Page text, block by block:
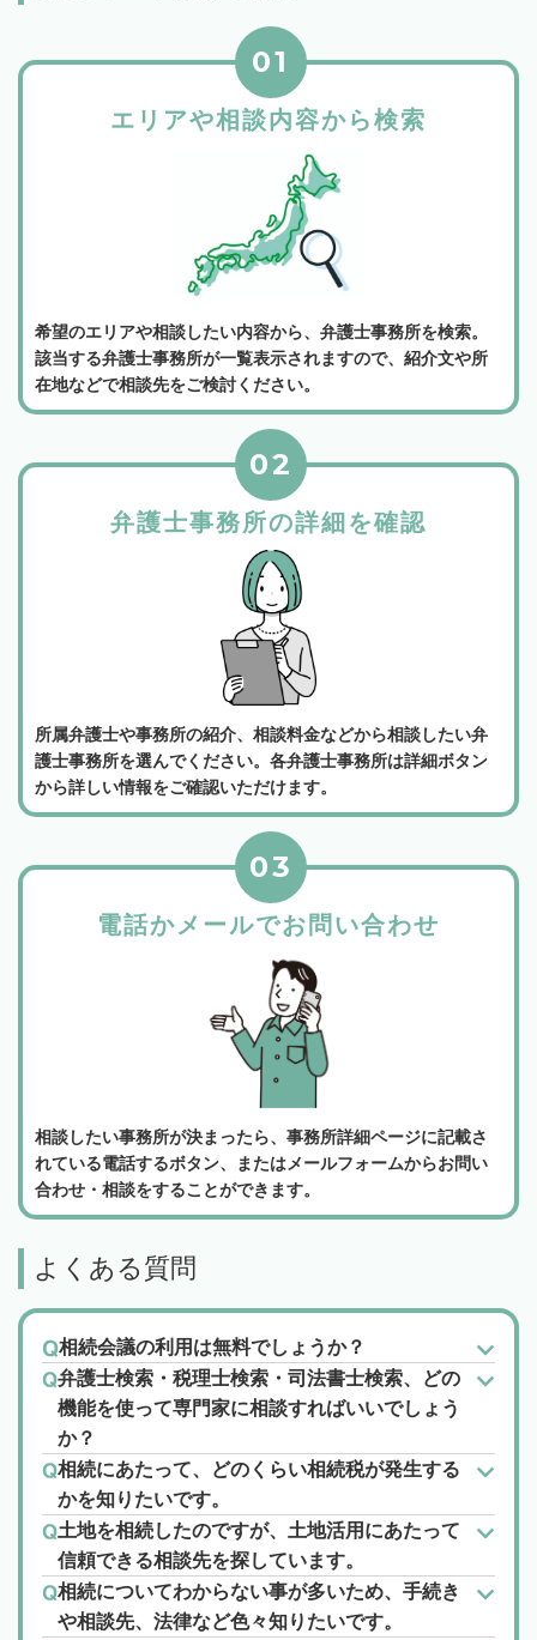
エリアや相談内容から検索
01
希望のエリアや相談したい内容から、弁護士事務所を検索。
該当する弁護士事務所が一覧表示されますので、紹介文や所
在地などで相談先をご検討ください。
弁護士事務所の詳細を確認
02
所属弁護士や事務所の紹介、相談料金などから相談したい弁
護士事務所を選んでください。各弁護士事務所は詳細ボタン
から詳しい情報をご確認いただけます。
電話かメールでお問い合わせ
03
相談したい事務所が決まったら、事務所詳細ページに記載さ
れている電話するボタン、またはメールフォームからお問い
合わせ・相談をすることができます。
よくある質問
相続会議の利用は無料でしょうか？
弁護士検索・税理士検索・司法書士検索、どの
機能を使って専門家に相談すればいいでしょう
か？
相続にあたって、どのくらい相続税が発生する
かを知りたいです。
土地を相続したのですが、土地活用にあたって
信頼できる相談先を探しています。
相続についてわからない事が多いため、手続き
や相談先、法律など色々知りたいです。